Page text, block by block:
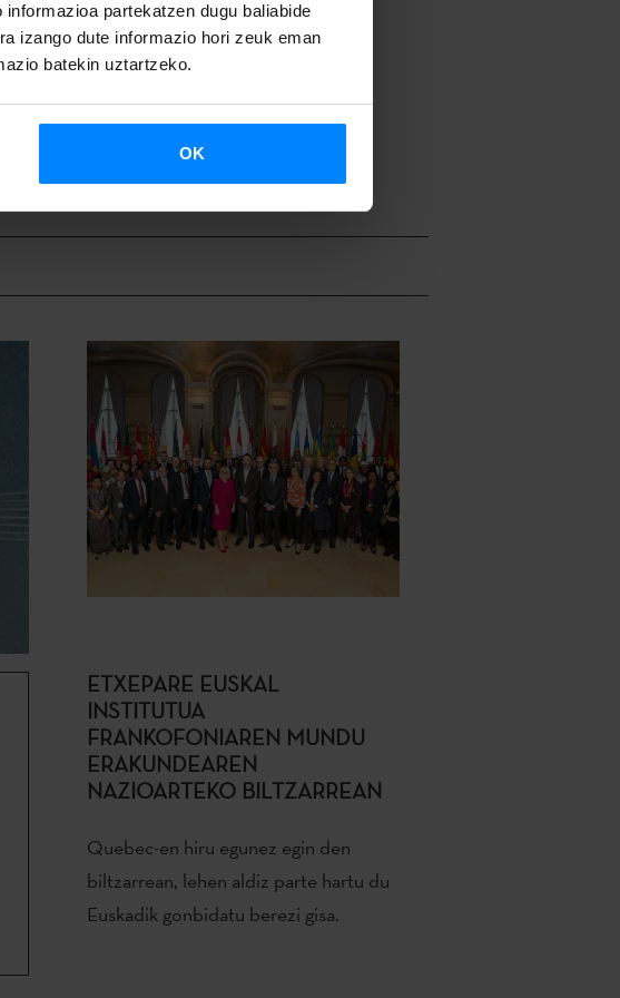
partekatzen dugu baliabide
izango dute informazio hori zeuk eman
batekin uztartzeko.
OK
ETXEPARE EUSKAL
INSTITUTUA
FRANKOFONIAREN MUNDU
ERAKUNDEAREN
NAZIOARTEKO BILTZARREAN
Quebec-en hiru egunez egin den
biltzarrean, lehen aldiz parte hartu du
Euskadik gonbidatu berezi gisa.